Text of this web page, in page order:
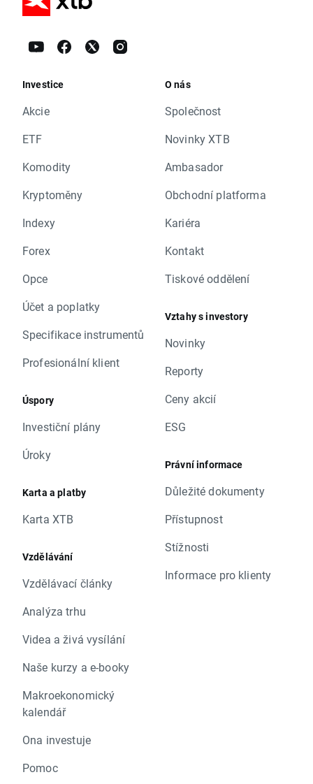
Investice
Akcie
ETF
Komodity
Kryptoměny
Indexy
Forex
Opce
Účet a poplatky
Specifikace instrumentů
Profesionální klient
Úspory
Investiční plány
Úroky
Karta a platby
Karta XTB
Vzdělávání
Vzdělávací články
Analýza trhu
Videa a živá vysílání
Naše kurzy a e-booky
Makroekonomický
kalendář
Ona investuje
Pomoc
O nás
Společnost
Novinky XTB
Ambasador
Obchodní platforma
Kariéra
Kontakt
Tiskové oddělení
Vztahy s investory
Novinky
Reporty
Ceny akcií
ESG
Právní informace
Důležité dokumenty
Přístupnost
Stížnosti
Informace pro klienty